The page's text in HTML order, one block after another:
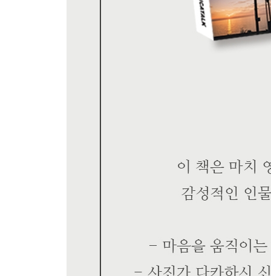
② 모델 섭외하기 - 모델을 찾는 일은 여주인공을
③ 관찰하기 - 촬영 전부터 촬영이 시작된다
④ 포즈 지시하기 - 포즈는 명확하게 지시한다
프리셋으로 나만의 감성 사진 만들기